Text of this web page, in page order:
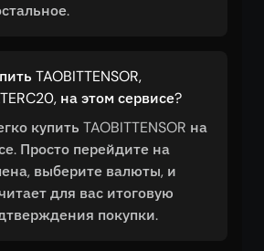
TAOBITTENSOR,
на этом сервисе?
купить TAOBITTENSOR на
Просто перейдите на
выберите валюты, и
для вас итоговую
покупки.